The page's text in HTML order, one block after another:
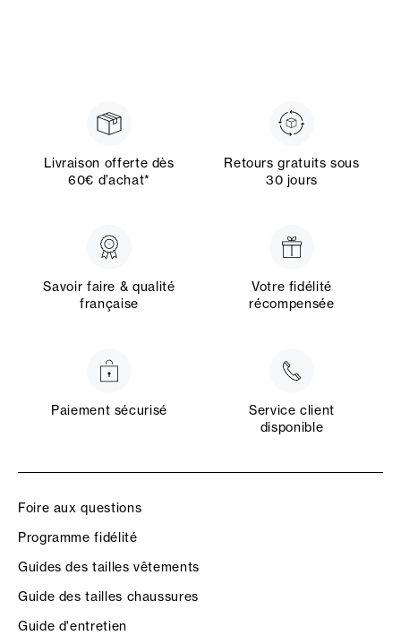
Livraison offerte dès
60€ d’achat*
Retours gratuits sous
30 jours
Savoir faire & qualité
française
Votre fidélité
récompensée
Paiement sécurisé
Service client
disponible
Foire aux questions
Programme fidélité
Guides des tailles vêtements
Guide des tailles chaussures
Guide d'entretien